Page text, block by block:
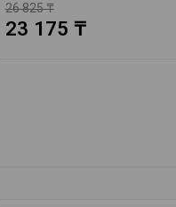
26 825 ₸
23 175 ₸